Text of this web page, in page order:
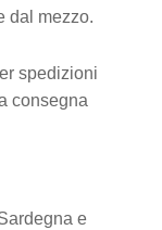
dal mezzo.
spedizioni
consegna
e